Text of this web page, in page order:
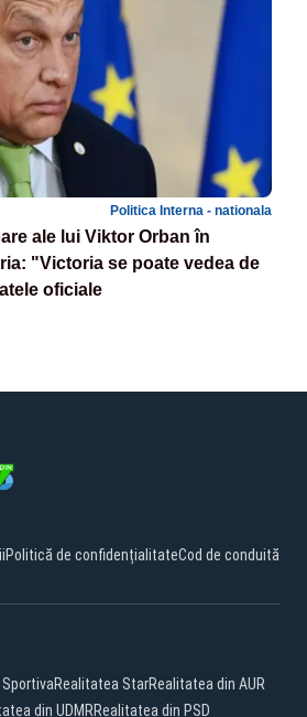
Politica Interna - nationala
ale lui Viktor Orban în
"Victoria se poate vedea de
oficiale
Politică de confidențialitateCod de conduită
Realitatea StarRealitatea din AUR
din UDMRRealitatea din PSD